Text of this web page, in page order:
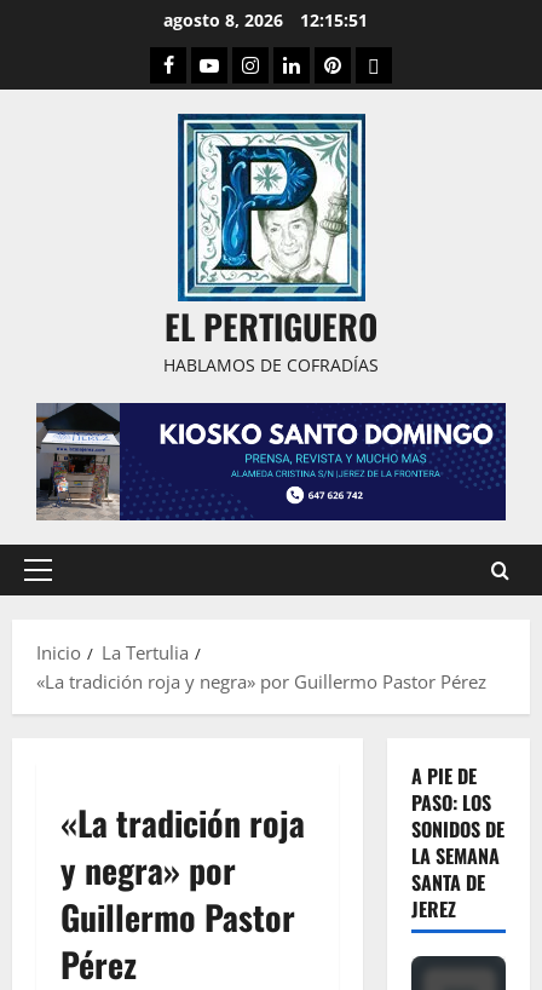
agosto 8, 2026 12:15:52
Facebook
YoutubeInstagram
LinkedPinterestDribbble
EL PERTIGUERO
HABLAMOS DE COFRADÍAS
Menú
Inicio
La Tertulia
«La tradición roja y negra» por Guillermo Pastor Pérez
«La tradición roja
y negra» por
Guillermo Pastor
Pérez
A PIE DE
PASO: LOS
SONIDOS DE
LA SEMANA
SANTA DE
JEREZ